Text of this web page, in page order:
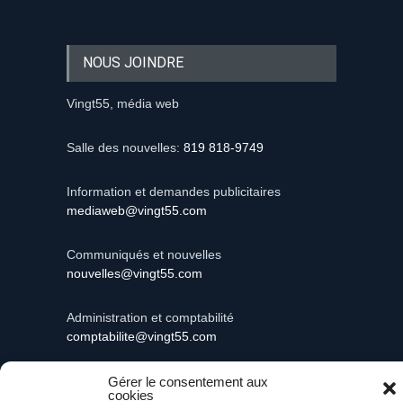
Gérer le consentement aux
cookies
NOUS JOINDRE
Vingt55, média web
Salle des nouvelles: 819 818-9749
Information et demandes publicitaires
mediaweb@vingt55.com
Communiqués et nouvelles
nouvelles@vingt55.com
Administration et comptabilité
comptabilite@vingt55.com